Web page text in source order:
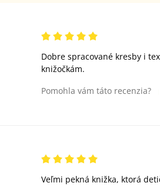
Dobre spracované kresby i
knižočkám.
Pomohla vám táto recenzia?
Veľmi pekná knižka, ktorá